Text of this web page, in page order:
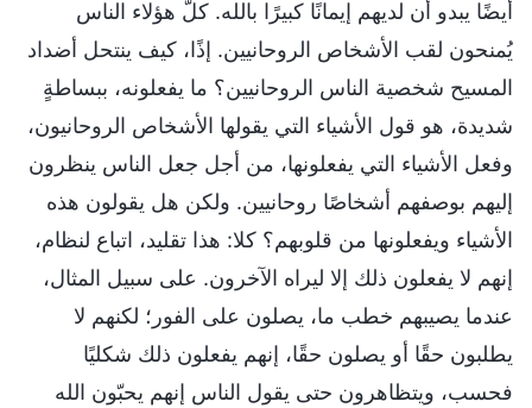
أيضًا يبدو أن لديهم إيمانًا كبيرًا بالله. كلّ هؤلاء الناس
يُمنحون لقب الأشخاص الروحانيين. إذًا، كيف ينتحل أضداد
المسيح شخصية الناس الروحانيين؟ ما يفعلونه، ببساطةٍ
شديدة، هو قول الأشياء التي يقولها الأشخاص الروحانيون،
وفعل الأشياء التي يفعلونها، من أجل جعل الناس ينظرون
إليهم بوصفهم أشخاصًا روحانيين. ولكن هل يقولون هذه
الأشياء ويفعلونها من قلوبهم؟ كلا: هذا تقليد، اتباع لنظام،
إنهم لا يفعلون ذلك إلا ليراه الآخرون. على سبيل المثال،
عندما يصيبهم خطب ما، يصلون على الفور؛ لكنهم لا
يطلبون حقًا أو يصلون حقًا، إنهم يفعلون ذلك شكليًا
فحسب، ويتظاهرون حتى يقول الناس إنهم يحبّون الله